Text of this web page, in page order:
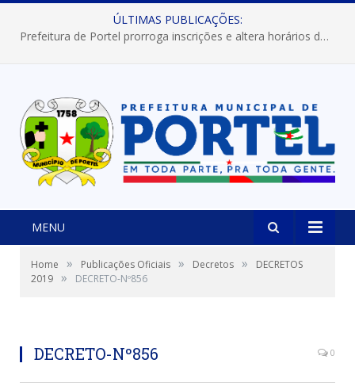
ÚLTIMAS PUBLICAÇÕES:
Prefeitura de Portel prorroga inscrições e altera horários dos concursos “Musa” e “Miss Mix Verão 2026”
MENU
Home » Publicações Oficiais » Decretos »
DECRETOS
2019 » DECRETO-Nº856
DECRETO-Nº856 0